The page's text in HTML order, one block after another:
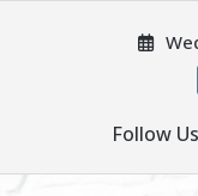
Follow Us